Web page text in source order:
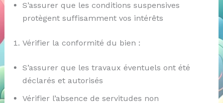
S’assurer que les conditions suspensives
protègent suffisamment vos intérêts
Vérifier la conformité du bien :
S’assurer que les travaux éventuels ont été
déclarés et autorisés
Vérifier l’absence de servitudes non